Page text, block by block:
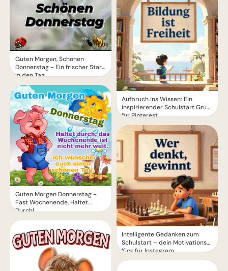
Guten Morgen, Schönen
Donnerstag - Ein frischer Start
in den Tag
Guten Morgen Donnerstag -
Fast Wochenende, Haltet
Durch!
Aufbruch ins Wissen: Ein
inspirierender Schulstart Gruß
für Pinterest
Intelligente Gedanken zum
Schulstart – dein Motivations-
Kick für Instagram